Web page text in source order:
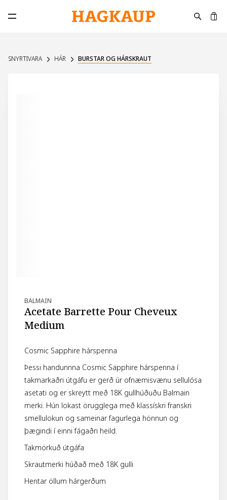
Opna aðalvalmynd
SNYRTIVARA HÁR BURSTAR OG HÁRSKRAUT
BALMAIN
Acetate Barrette Pour Cheveux
Medium
Cosmic Sapphire hárspenna
Þessi handunnna Cosmic Sapphire hárspenna í
takmarkaðri útgáfu er gerð úr ofnæmisvænu sellulósa
asetati og er skreytt með 18K gullhúðuðu Balmain
merki. Hún lokast örugglega með klassískri franskri
smellulokun og sameinar fagurlega hönnun og
þægindi í einni fágaðri heild.
Takmörkuð útgáfa
Skrautmerki húðað með 18K gulli
Hentar öllum hárgerðum